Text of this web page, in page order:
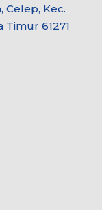
Celep, Kec.
Timur 61271